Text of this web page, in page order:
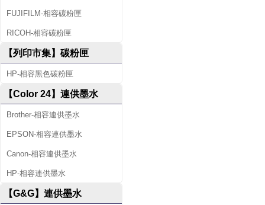
FUJIFILM-相容碳粉匣
RICOH-相容碳粉匣
【列印市集】碳粉匣
HP-相容黑色碳粉匣
【Color 24】連供墨水
Brother-相容連供墨水
EPSON-相容連供墨水
Canon-相容連供墨水
HP-相容連供墨水
【G&G】連供墨水